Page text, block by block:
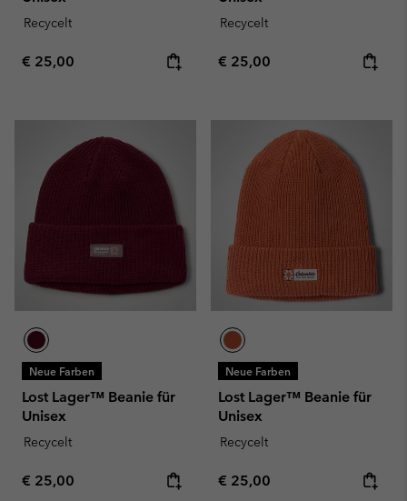
Recycelt
Regular price:
€ 25,00
Recycelt
Regular price:
€ 25,00
Neue Farben
Lost Lager™ Beanie für
Unisex
Recycelt
Regular price:
€ 25,00
Neue Farben
Lost Lager™ Beanie für
Unisex
Recycelt
Regular price:
€ 25,00